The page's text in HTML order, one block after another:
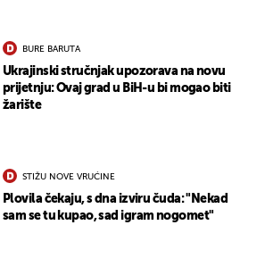
BURE BARUTA
Ukrajinski stručnjak upozorava na novu
prijetnju: Ovaj grad u BiH-u bi mogao biti
žarište
STIŽU NOVE VRUĆINE
Plovila čekaju, s dna izviru čuda: "Nekad
sam se tu kupao, sad igram nogomet"